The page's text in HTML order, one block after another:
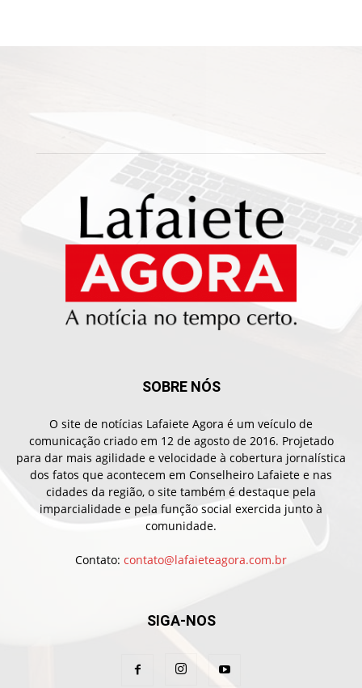
SOBRE NÓS
O site de notícias Lafaiete Agora é um veículo de
comunicação criado em 12 de agosto de 2016. Projetado
para dar mais agilidade e velocidade à cobertura jornalística
dos fatos que acontecem em Conselheiro Lafaiete e nas
cidades da região, o site também é destaque pela
imparcialidade e pela função social exercida junto à
comunidade.
Contato: contato@lafaieteagora.com.br
SIGA-NOS